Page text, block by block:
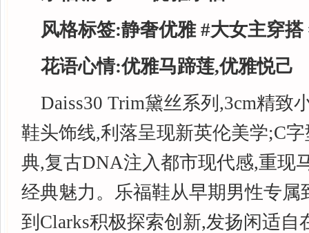
风格标签:静奢优雅 #大女主穿搭
花语心情:优雅马蹄莲,优雅悦己
Daiss30 Trim黛丝系列,3cm精致
鞋头饰线,利落呈现新英伦美学;C
典,复古DNA注入都市现代感,重现
经典魅力。乐福鞋从早期男性专属
到Clarks积极探索创新,发扬闲适自